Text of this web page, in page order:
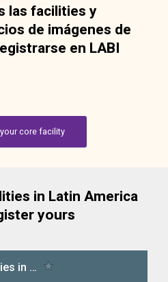
las facilities y
de imágenes de
en LABI
core facility
in Latin America
yours